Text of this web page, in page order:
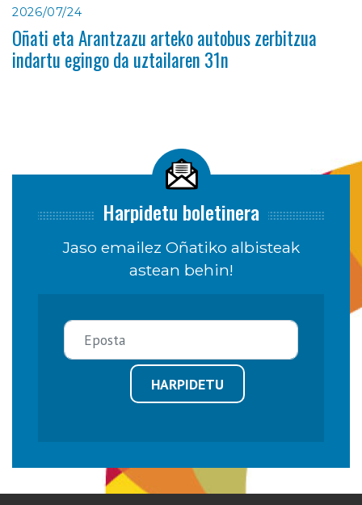
2026/07/24
Oñati eta Arantzazu arteko autobus zerbitzua
indartu egingo da uztailaren 31n
Harpidetu boletinera
Jaso emailez Oñatiko albisteak
astean behin!
HARPIDETU